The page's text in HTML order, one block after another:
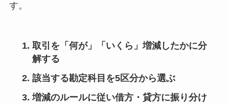
す。
取引を「何が」「いくら」増減したかに分
解する
該当する勘定科目を5区分から選ぶ
増減のルールに従い借方・貸方に振り分け